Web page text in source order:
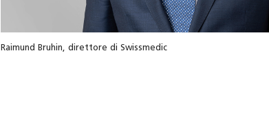
Raimund Bruhin, direttore di Swissmedic